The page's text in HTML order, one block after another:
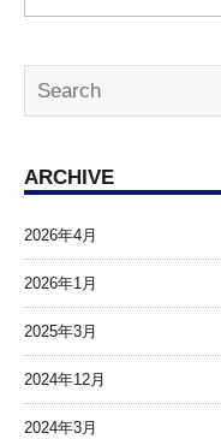
ARCHIVE
2026年4月
2026年1月
2025年3月
2024年12月
2024年3月